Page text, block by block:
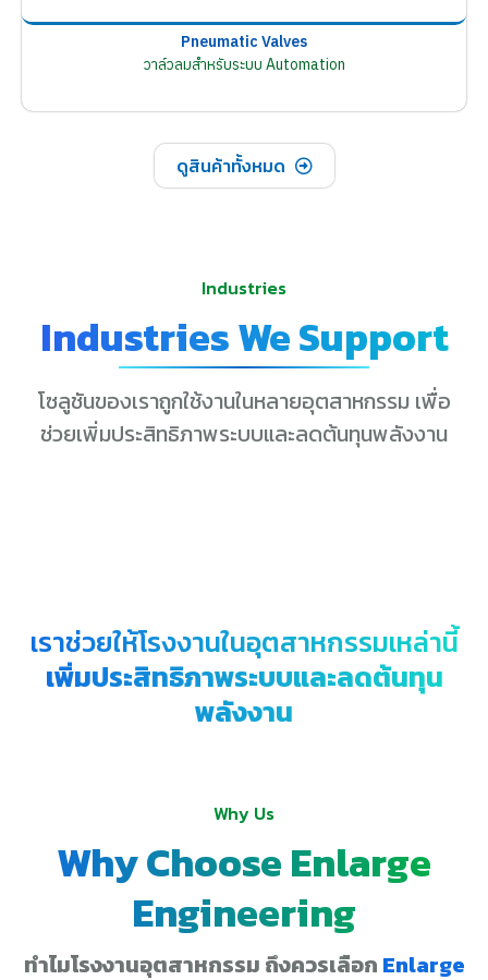
Pneumatic Valves
วาล์วลมสำหรับระบบ Automation
ดูสินค้าทั้งหมด
Industries
Industries We Support
โซลูชันของเราถูกใช้งานในหลายอุตสาหกรรม เพื่อ
ช่วยเพิ่มประสิทธิภาพระบบและลดต้นทุนพลังงาน
เราช่วยให้โรงงานในอุตสาหกรรมเหล่านี้
เพิ่มประสิทธิภาพระบบและลดต้นทุน
พลังงาน
Why Us
Why Choose Enlarge
Engineering
ทำไมโรงงานอุตสาหกรรม ถึงควรเลือก Enlarge